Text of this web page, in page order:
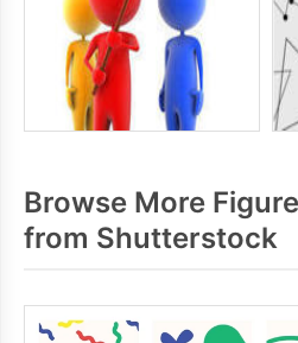
Browse More
from Shutterstock